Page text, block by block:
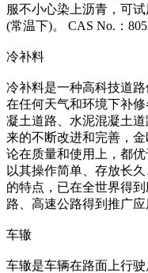
服不小心染上沥青，可
(常温下)。 CAS No.：
冷补料
冷补料是一种高科技道
在任何天气和环境下补
凝土道路、水泥混凝土
来的不断改进和完善，
论在质量和使用上，都
以其操作简单、存放长
的特点，已在全世界得
路、高速公路得到推广应
车辙
车辙是车辆在路面上行